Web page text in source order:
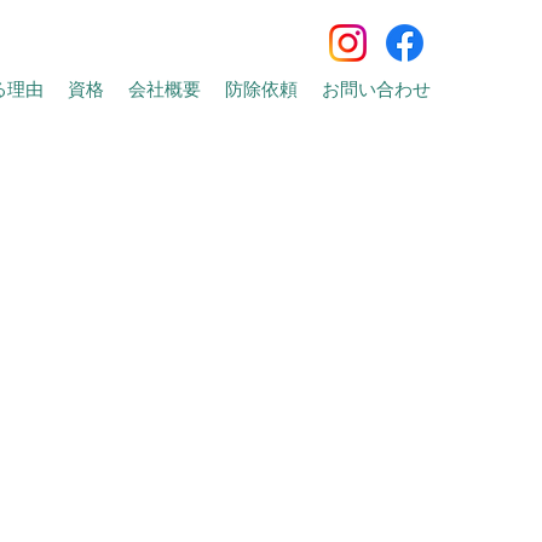
理由 資格 会社概要 防除依頼 お問い合わせ